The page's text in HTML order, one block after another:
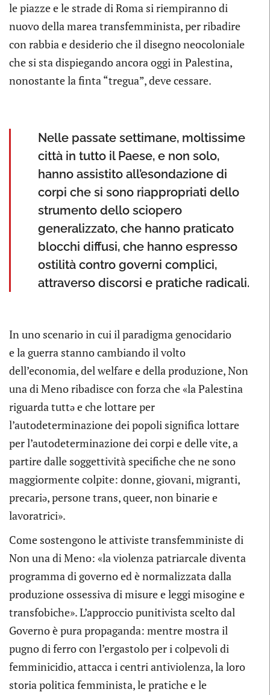
le piazze e le strade di Roma si riempiranno di
nuovo della marea transfemminista, per ribadire
con rabbia e desiderio che il disegno neocoloniale
che si sta dispiegando ancora oggi in Palestina,
nonostante la finta “tregua”, deve cessare.
Nelle passate settimane, moltissime
città in tutto il Paese, e non solo,
hanno assistito all’esondazione di
corpi che si sono riappropriati dello
strumento dello sciopero
generalizzato, che hanno praticato
blocchi diffusi, che hanno espresso
ostilità contro governi complici,
attraverso discorsi e pratiche radicali.
In uno scenario in cui il paradigma genocidario
e la guerra stanno cambiando il volto
dell’economia, del welfare e della produzione, Non
una di Meno ribadisce con forza che «la Palestina
riguarda tuttə e che lottare per
l’autodeterminazione dei popoli significa lottare
per l’autodeterminazione dei corpi e delle vite, a
partire dalle soggettività specifiche che ne sono
maggiormente colpite: donne, giovani, migranti,
precariə, persone trans, queer, non binarie e
lavoratrici».
Come sostengono le attiviste transfemministe di
Non una di Meno: «la violenza patriarcale diventa
programma di governo ed è normalizzata dalla
produzione ossessiva di misure e leggi misogine e
transfobiche». L’approccio punitivista scelto dal
Governo è pura propaganda: mentre mostra il
pugno di ferro con l’ergastolo per i colpevoli di
femminicidio, attacca i centri antiviolenza, la loro
storia politica femminista, le pratiche e le